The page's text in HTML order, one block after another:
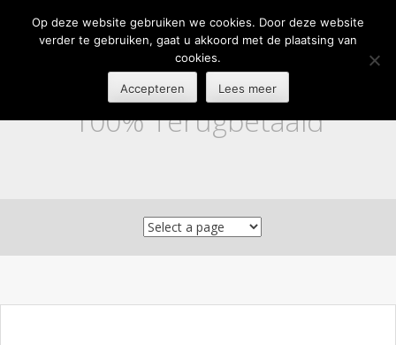
100% Terugbetaald
Op deze website gebruiken we cookies. Door deze website
verder te gebruiken, gaat u akkoord met de plaatsing van
cookies.
Accepteren Lees meer